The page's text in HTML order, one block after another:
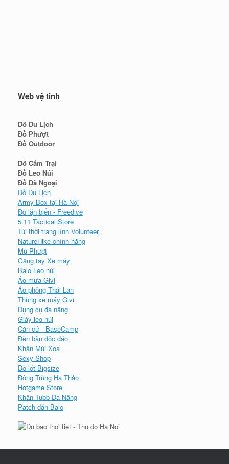
Web vệ tinh
Đồ Du Lịch
Đồ Phượt
Đồ Outdoor
Đồ Cắm Trại
Đồ Leo Núi
Đồ Dã Ngoại
Đồ Du Lịch
Army Box tại Hà Nội
Đồ lặn biển - Freedive
5.11 Tactical Store
Túi thời trang lính Volunteer
NatureHike chính hãng
Mũ Phượt
Găng tay Xe máy
Balo Leo núi
Áo mưa Givi
Áo phông Thái Lan
Thùng xe máy Givi
Dụng cụ đa năng
Giày leo núi
Căn cứ - BaseCamp
Đèn bàn độc đáo
Khăn Mùi Xoa
Sexy Shop
Đồ lót Bigsize
Đông Trùng Hạ Thảo
Hotgame Store
Khăn Tubb Đa Năng
Patch dán Balo